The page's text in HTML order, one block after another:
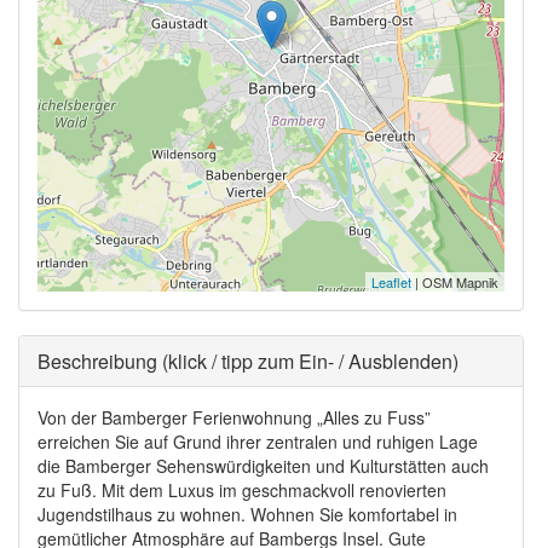
Leaflet | OSM Mapnik
Ausblenden
Beschreibung (klick / tipp zum Ein- / Ausblenden)
Von der Bamberger Ferienwohnung „Alles zu Fuss”
erreichen Sie auf Grund ihrer zentralen und ruhigen Lage
die Bamberger Sehenswürdigkeiten und Kulturstätten auch
zu Fuß. Mit dem Luxus im geschmackvoll renovierten
Jugendstilhaus zu wohnen. Wohnen Sie komfortabel in
gemütlicher Atmosphäre auf Bambergs Insel. Gute